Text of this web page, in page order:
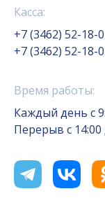
Касса:
+7 (3462) 52-18-
+7 (3462) 52-18-
Время работы:
Каждый день с
Перерыв с 14:00